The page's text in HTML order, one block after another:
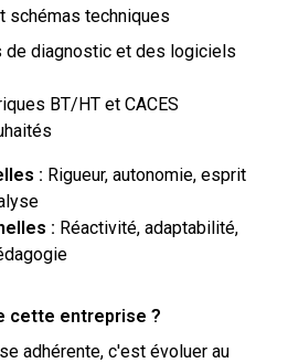
schémas techniques
diagnostic et des logiciels
BT/HT et CACES
: Rigueur, autonomie, esprit
: Réactivité, adaptabilité,
cette entreprise ?
adhérente, c'est évoluer au